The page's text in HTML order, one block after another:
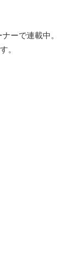
ーで連載中。
。